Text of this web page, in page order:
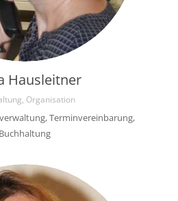
Hausleitner
Organisation
Terminvereinbarung,
Buchhaltung